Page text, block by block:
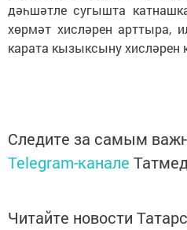
дәһшәтле сугышта
хөрмәт хисләрен арттыра,
карата кызыксыну хисләрен
Следите за самым
Telegram-канале
Читайте новости